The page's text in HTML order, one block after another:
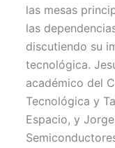
las mesas
las
discutiendo su
tecnológica.
académico del
Tecnológica y
Espacio, y